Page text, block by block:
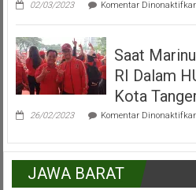
02/03/2023 Komentar
Saat
RI Dalam
Kota
26/02/2023 Komentar
JAWA BARAT